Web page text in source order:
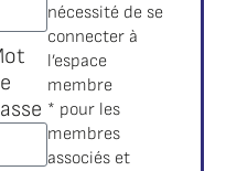
nécessité de se
connecter à
l’espace
membre
* pour les
membres
associés et